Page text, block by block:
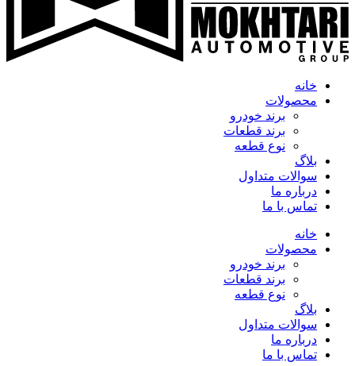
خانه
محصولات
برند خودرو
برند قطعات
نوع قطعه
بلاگ
سوالات متداول
درباره ما
تماس با ما
خانه
محصولات
برند خودرو
برند قطعات
نوع قطعه
بلاگ
سوالات متداول
درباره ما
تماس با ما